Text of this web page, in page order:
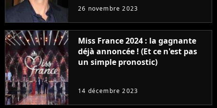
réaction des acteurs de Fast and
26 novembre 2023
Miss France 2024 : la gagnante
déjà annoncée ! (Et ce n'est pas
un simple pronostic)
14 décembre 2023